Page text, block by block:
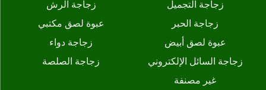
زجاجة التجميل
زجاجة الرش
زجاجة الحبر
عبوة لصق مكتبي
عبوة لصق أبيض
زجاجة دواء
زجاجة السائل الإلكتروني
زجاجة الصلصة
غير مصنفة